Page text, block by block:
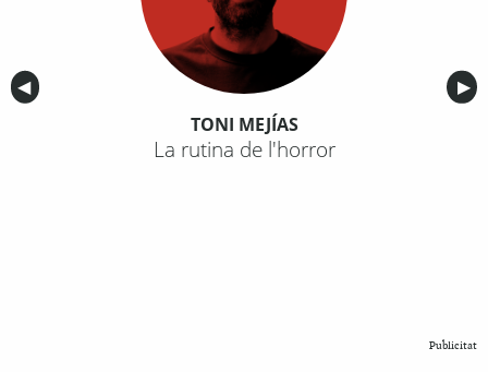
Anterior
◀︎ ▶︎
TONI MEJÍAS
La rutina de l'horror
Publicitat